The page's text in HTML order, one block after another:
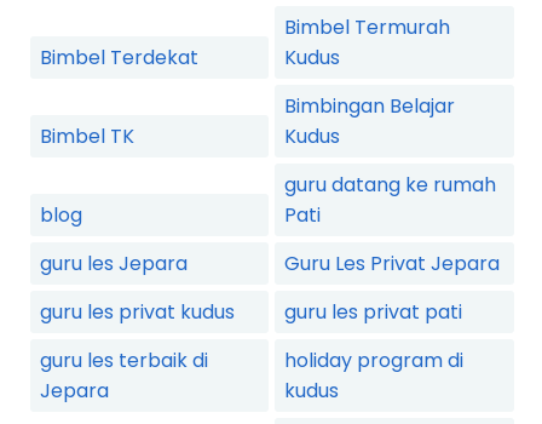
Bimbel Terdekat
Bimbel Termurah
Kudus
Bimbel TK
Bimbingan Belajar
Kudus
blog
guru datang ke rumah
Pati
guru les Jepara
Guru Les Privat Jepara
guru les privat kudus
guru les privat pati
guru les terbaik di
Jepara
holiday program di
kudus